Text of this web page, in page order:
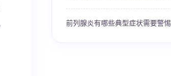
前列腺炎有哪些典型症状需要警惕